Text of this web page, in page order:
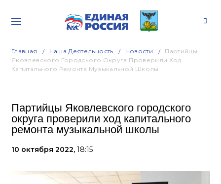
Главная Наша Деятельность Новости
Партийцы
Яковлевского Городского Округа Проверили Ход
Капитального Ремонта Музыкальной Школы
Партийцы Яковлевского городского
округа проверили ход капитального
ремонта музыкальной школы
10 октября 2022, 18:15